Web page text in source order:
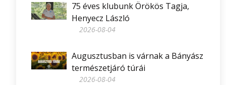
75 éves klubunk Örökös Tagja,
Henyecz László
2026-08-04
Augusztusban is várnak a Bányász
természetjáró túrái
2026-08-04